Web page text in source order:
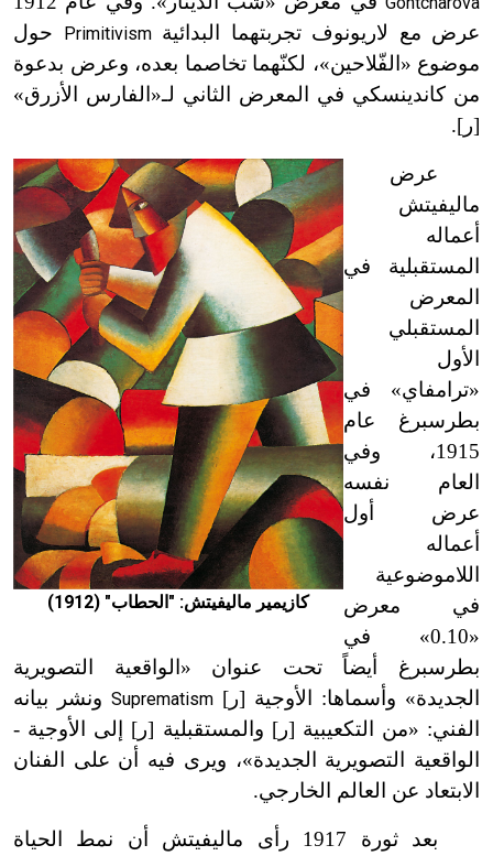
عرض مع لاريونوف تجربتهما البدائيةPrimitivism
حول
موضوع «الفّلاحين»، لكنّهما تخاصما بعده، وعرض بدعوة
من كاندينسكي في المعرض الثاني لـ«الفارس الأزرق»
[ر].
كازيمير ماليفيتش: "الحطاب" (1912)
عرض
ماليفيتش
أعماله
المستقبلية في
المعرض
المستقبلي
الأول
«ترامفاي» في
بطرسبرغ عام
1915، وفي
العام نفسه
عرض أول
أعماله
اللاموضوعية
في معرض
«0.10» في
بطرسبرغ أيضاً تحت عنوان «الواقعية التصويرية
الجديدة» وأسماها: الأوجية [ر] Suprematism ونشر بيانه
الفني: «من التكعيبية [ر] والمستقبلية [ر] إلى الأوجية -
الواقعية التصويرية الجديدة»، ويرى فيه أن على الفنان
الابتعاد عن العالم الخارجي.
بعد ثورة 1917 رأى ماليفيتش أن نمط الحياة